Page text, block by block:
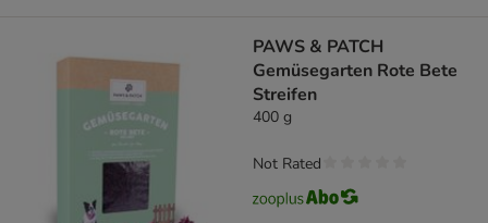
PAWS & PATCH
Gemüsegarten Rote Bete
Streifen
400 g
Not Rated